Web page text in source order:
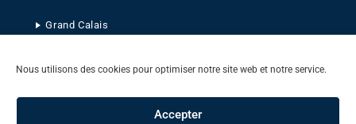
Nous utilisons des cookies pour optimiser notre site web et notre service.
Accepter
Grand Calais